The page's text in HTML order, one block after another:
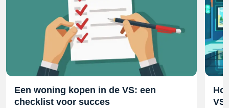
Een woning kopen in de VS: een
checklist voor succes
VS